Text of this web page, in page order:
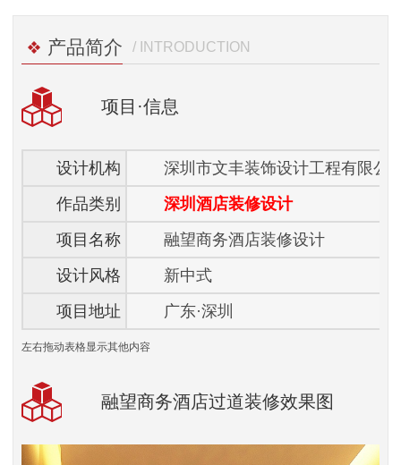
产品简介 / INTRODUCTION
项目 ·信息
设计机构
深圳市文丰装饰设计工程有限公
作品类别
深圳酒店装修设计
项目名称
融望商务酒店装修设计
设计风格
新中式
项目地址
广东·深圳
左右拖动表格显示其他内容
融望商务酒店过道装修效果图